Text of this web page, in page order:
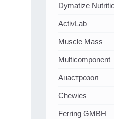
Dymatize
ActivLab
Muscle Mass
Multicomponent
Анастрозол
Chewies
Ferring GMBH